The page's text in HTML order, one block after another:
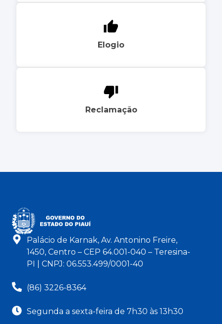
Elogio
Reclamação
Palácio de Karnak, Av. Antonino Freire,
1450, Centro – CEP 64.001-040 – Teresina-
PI | CNPJ: 06.553.499/0001-40
(86) 3226-8364
Segunda a sexta-feira de 7h30 às 13h30